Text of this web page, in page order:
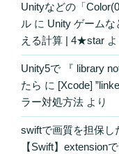
Unityなどの「
ル に Unity ゲーム
える計算 | 4★star
Unity5で 『 library
たら に [Xcode]
ラー対処方法 より
swiftで画質を担保し
【Swift】extension